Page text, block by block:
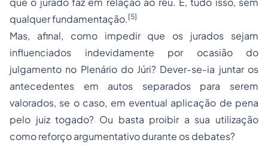
qualquer fundamentação. [5]
Mas, afinal, como impedir que os jurados sejam
influenciados indevidamente por ocasião do
julgamento no Plenário do Júri? Dever-se-ia juntar os
antecedentes em autos separados para serem
valorados, se o caso, em eventual aplicação de pena
pelo juiz togado? Ou basta proibir a sua utilização
como reforço argumentativo durante os debates?